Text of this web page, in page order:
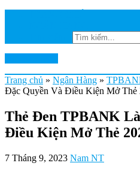
Trang chủ » Ngân Hàng »
Đặc Quyền Và Điều Kiện Mở Thẻ
Thẻ Đen TPBANK
Điều Kiện Mở Thẻ
7 Tháng 9, 2023 Nam NT